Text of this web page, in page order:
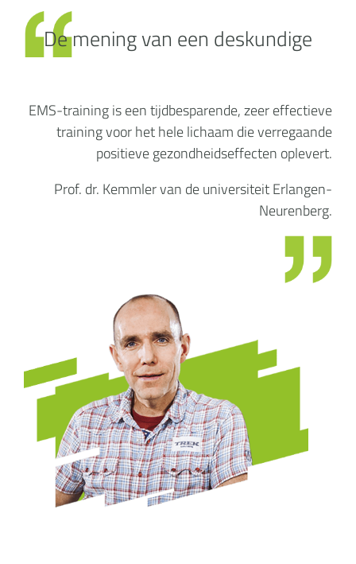
EMS-training is een tijdbesparende, zeer effectieve
training voor het hele lichaam die verregaande
positieve gezondheidseffecten oplevert.
Prof. dr. Kemmler van de universiteit Erlangen-
Neurenberg.
De mening van een deskundige